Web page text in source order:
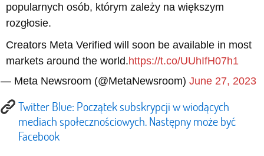
popularnych osób, którym zależy na większym
rozgłosie.
Creators Meta Verified will soon be available in most
markets around the world.https://t.co/UUhIfH07h1
— Meta Newsroom (@MetaNewsroom) June 27, 2023
Twitter Blue: Początek subskrypcji w wiodących
mediach społecznościowych. Następny może być
Facebook